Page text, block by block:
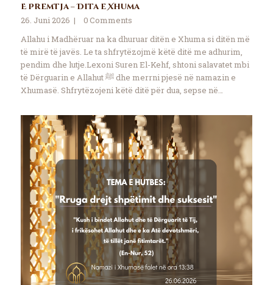
E Premtja – Dita e Xhuma
26. Juni 2026
0Comments
Allahu i Madhëruar na ka dhuruar ditën e Xhuma si ditën më
të mirë të javës. Le ta shfrytëzojmë këtë ditë me adhurim,
pendim dhe lutje.Lexoni Suren El-Kehf, shtoni salavatet mbi
të Dërguarin e Allahut ﷺ dhe merrni pjesë në namazin e
Xhumasë. Shfrytëzojeni këtë ditë për dua, sepse në…